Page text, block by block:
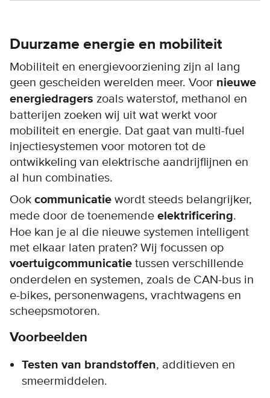
Duurzame energie en mobiliteit
Mobiliteit en energievoorziening zijn al lang
geen gescheiden werelden meer. Voor nieuwe
energiedragers zoals waterstof, methanol en
batterijen zoeken wij uit wat werkt voor
mobiliteit en energie. Dat gaat van multi-fuel
injectiesystemen voor motoren tot de
ontwikkeling van elektrische aandrijflijnen en
al hun combinaties.
Ook communicatie wordt steeds belangrijker,
mede door de toenemende elektrificering.
Hoe kan je al die nieuwe systemen intelligent
met elkaar laten praten? Wij focussen op
voertuigcommunicatie tussen verschillende
onderdelen en systemen, zoals de CAN-bus in
e-bikes, personenwagens, vrachtwagens en
scheepsmotoren.
Voorbeelden
Testen van brandstoffen, additieven en
smeermiddelen.